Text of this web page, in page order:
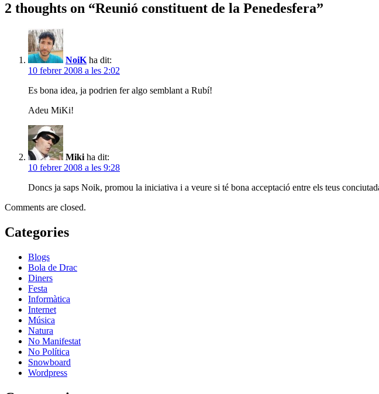
2 thoughts on “Reunió constituent de la Penedesfera”
NoiK ha dit:
10 febrer 2008 a les 2:02
Es bona idea, ja podrien fer algo semblant a Rubí!
Adeu MiKi!
Miki ha dit:
10 febrer 2008 a les 9:28
Doncs ja saps Noik, promou la iniciativa i a veure si té bona acceptació entre els teus
Comments are closed.
Categories
Blogs
Bola de Drac
Diners
Festa
Informàtica
Internet
Música
Natura
No Manifestat
No Política
Snowboard
Wordpress